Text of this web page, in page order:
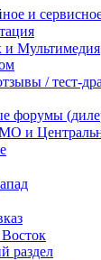
и
Мультимедия
/ тест-
форумы
и
раздел